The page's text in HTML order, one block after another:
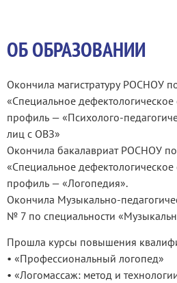
ОБ ОБРАЗОВАНИИ
Окончила магистратуру РОСНОУ
«Специальное
профиль — «Психолого-
лиц с ОВЗ»
Окончила бакалавриат РОСНОУ
«Специальное
профиль — «Логопедия».
Окончила Музыкально-
№ 7 по специальности
Прошла курсы повышения
•⁠ ⁠«Профессиональный логопед»
•⁠ «Логомассаж: метод и